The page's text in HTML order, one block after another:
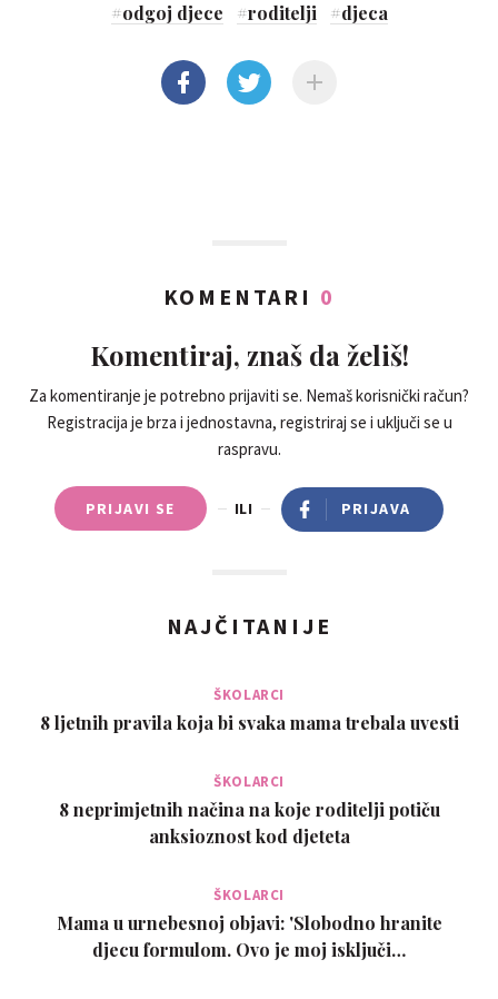
#odgoj djece #roditelji #djeca
KOMENTARI 0
Komentiraj, znaš da želiš!
Za komentiranje je potrebno prijaviti se. Nemaš korisnički račun?
Registracija je brza i jednostavna, registriraj se i uključi se u
raspravu.
PRIJAVI SE ILI PRIJAVA
NAJČITANIJE
ŠKOLARCI
8 ljetnih pravila koja bi svaka mama trebala uvesti
ŠKOLARCI
8 neprimjetnih načina na koje roditelji potiču
anksioznost kod djeteta
ŠKOLARCI
Mama u urnebesnoj objavi: 'Slobodno hranite
djecu formulom. Ovo je moj isključi…